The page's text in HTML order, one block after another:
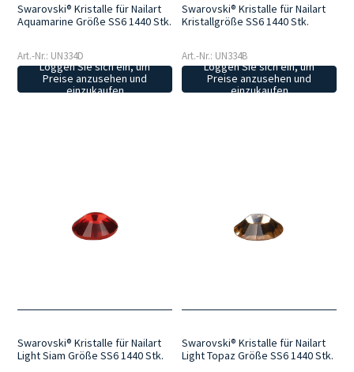
Swarovski® Kristalle für Nailart
Aquamarine Größe SS6 1440 Stk.
Art.-Nr.: UN334D
Loggen Sie sich ein, um
Preise anzusehen und
einzukaufen
Swarovski® Kristalle für Nailart
Kristallgröße SS6 1440 Stk.
Art.-Nr.: UN334B
Loggen Sie sich ein, um
Preise anzusehen und
einzukaufen
Swarovski® Kristalle für Nailart
Light Siam Größe SS6 1440 Stk.
Swarovski® Kristalle für Nailart
Light Topaz Größe SS6 1440 Stk.